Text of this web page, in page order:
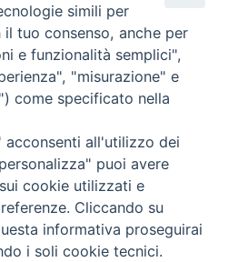
POLO TEOLOGICO
simili per
tuo consenso, anche per
e funzionalità semplici",
"misurazione" e
come specificato nella
all'utilizzo dei
puoi avere
cookie utilizzati e
Cliccando su
informativa proseguirai
i soli cookie tecnici.